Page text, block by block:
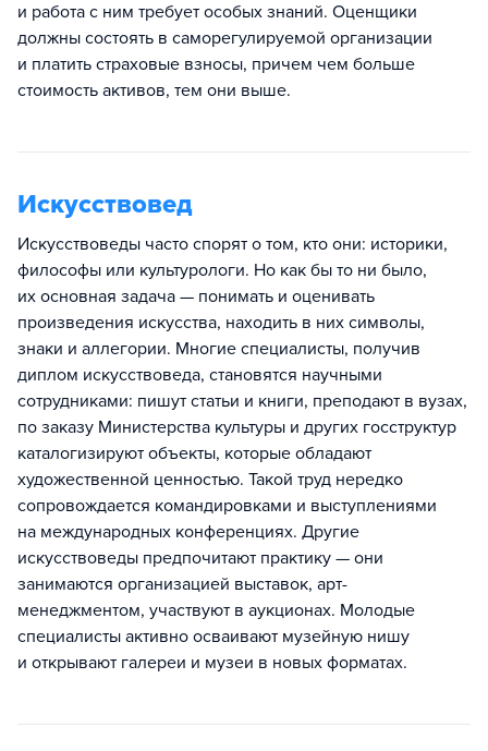
и работа с ним требует особых знаний. Оценщики
должны состоять в саморегулируемой организации
и платить страховые взносы, причем чем больше
стоимость активов, тем они выше.
Искусствовед
Искусствоведы часто спорят о том, кто они: историки,
философы или культурологи. Но как бы то ни было,
их основная задача — понимать и оценивать
произведения искусства, находить в них символы,
знаки и аллегории. Многие специалисты, получив
диплом искусствоведа, становятся научными
сотрудниками: пишут статьи и книги, преподают в вузах,
по заказу Министерства культуры и других госструктур
каталогизируют объекты, которые обладают
художественной ценностью. Такой труд нередко
сопровождается командировками и выступлениями
на международных конференциях. Другие
искусствоведы предпочитают практику — они
занимаются организацией выставок, арт-
менеджментом, участвуют в аукционах. Молодые
специалисты активно осваивают музейную нишу
и открывают галереи и музеи в новых форматах.